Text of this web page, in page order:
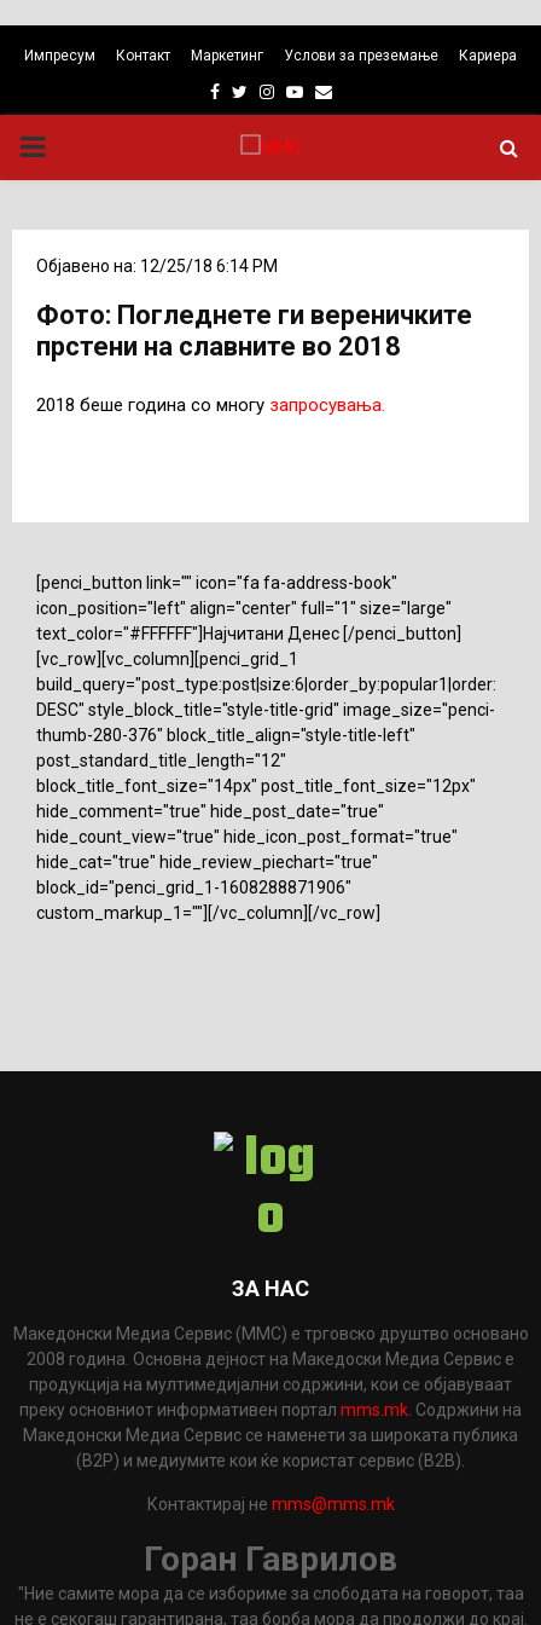
Импресум Контакт Маркетинг Услови за преземање Кариера
Facebook
TwitterInstagram
Youtube
Email
PRIMARY
Објавено на: 12/25/18 6:14 PM
Фото: Погледнете ги вереничките
прстени на славните во 2018
2018 беше година со многу запросувања.
[penci_button link="" icon="fa fa-address-book"
icon_position="left" align="center" full="1" size="large"
text_color="#FFFFFF"]Најчитани Денес [/penci_button]
[vc_row][vc_column][penci_grid_1
build_query="post_type:post|size:6|order_by:popular1|order:
DESC" style_block_title="style-title-grid" image_size="penci-
thumb-280-376" block_title_align="style-title-left"
post_standard_title_length="12"
block_title_font_size="14px" post_title_font_size="12px"
hide_comment="true" hide_post_date="true"
hide_count_view="true" hide_icon_post_format="true"
hide_cat="true" hide_review_piechart="true"
block_id="penci_grid_1-1608288871906"
custom_markup_1=""][/vc_column][/vc_row]
ЗА НАС
Македонски Медиа Сервис (ММС) е трговско друштво основано
2008 година. Основна дејност на Македоски Медиа Сервис е
продукција на мултимедијални содржини, кои се објавуваат
преку основниот информативен портал mms.mk . Содржини на
Македонски Медиа Сервис се наменети за широката публика
(B2P) и медиумите кои ќе користат сервис (B2B).
Контактирај не mms@mms.mk
Горан Гаврилов
"Ние самите мора да се избориме за слободата на говорот, таа
не е секогаш гарантирана, таа борба мора да продолжи до крај.